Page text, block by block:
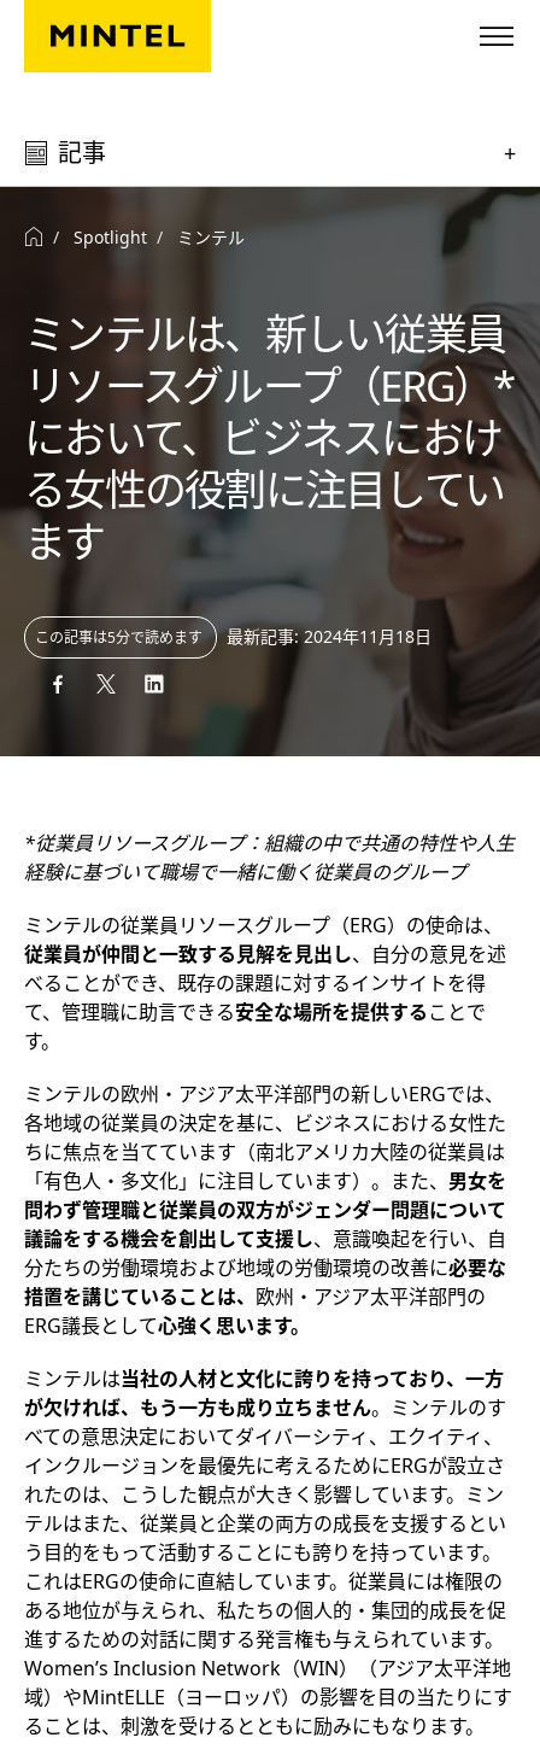
Skip to main content
記事 +
Spotlight ミンテル
ミンテルは、新しい従業員
リソースグループ（ERG）*
において、ビジネスにおけ
る女性の役割に注目してい
ます
この記事は5分で読めます 最新記事: 2024年11月18日
*従業員リソースグループ：組織の中で共通の特性や人生
経験に基づいて職場で一緒に働く従業員のグループ
ミンテルの従業員リソースグループ（ERG）の使命は、
従業員が仲間と一致する見解を見出し、自分の意見を述
べることができ、既存の課題に対するインサイトを得
て、管理職に助言できる安全な場所を提供することで
す。
ミンテルの欧州・アジア太平洋部門の新しいERGでは、
各地域の従業員の決定を基に、ビジネスにおける女性た
ちに焦点を当てています（南北アメリカ大陸の従業員は
「有色人・多文化」に注目しています）。また、 男女を
問わず管理職と従業員の双方がジェンダー問題について
議論をする機会を創出して支援し、意識喚起を行い、自
分たちの労働環境および地域の労働環境の改善に必要な
措置を講じていることは、 欧州・アジア太平洋部門の
ERG議長として心強く思います。
ミンテルは当社の人材と文化に誇りを持っており、一方
が欠ければ、もう一方も成り立ちません。ミンテルのす
べての意思決定においてダイバーシティ、エクイティ、
インクルージョンを最優先に考えるためにERGが設立さ
れたのは、こうした観点が大きく影響しています。ミン
テルはまた、従業員と企業の両方の成長を支援するとい
う目的をもって活動することにも誇りを持っています。
これはERGの使命に直結しています。従業員には権限の
ある地位が与えられ、私たちの個人的・集団的成長を促
進するための対話に関する発言権も与えられています。
Women’s Inclusion Network（WIN）（アジア太平洋地
域）やMintELLE（ヨーロッパ）の影響を目の当たりにす
ることは、刺激を受けるとともに励みにもなります。